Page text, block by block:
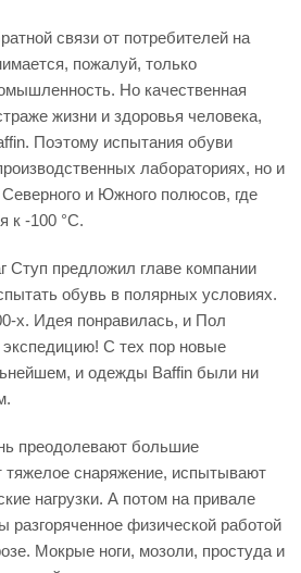
связи от потребителей на
пожалуй, только
Но качественная
жизни и здоровья человека,
Поэтому испытания обуви
лабораториях, но и
и Южного полюсов, где
к -100 °С.
Ступ предложил главе компании
обувь в полярных условиях.
х. Идея понравилась, и Пол
С тех пор новые
и одежды Baffin были ни
преодолевают большие
тяжелое снаряжение, испытывают
нагрузки. А потом на привале
разгоряченное физической работой
Мокрые ноги, мозоли, простуда и